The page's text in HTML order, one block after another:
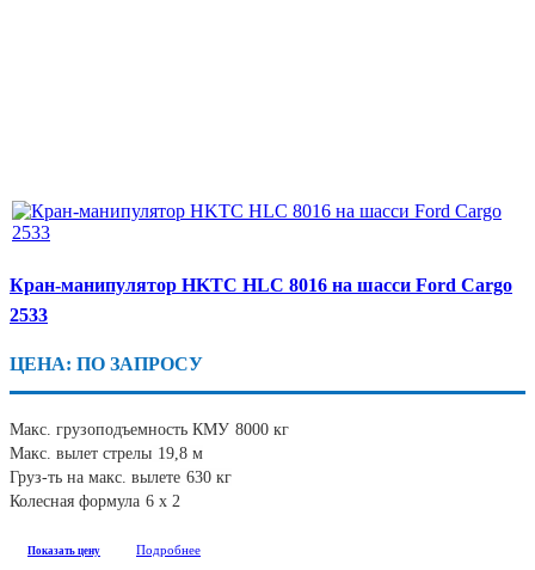
Кран-манипулятор HKTC HLC 8016 на шасси Ford Cargo
2533
ЦЕНА: ПО ЗАПРОСУ
Макс. грузоподъемность КМУ 8000 кг
Макс. вылет стрелы 19,8 м
Груз-ть на макс. вылете 630 кг
Колесная формула 6 х 2
Показать цену Подробнее